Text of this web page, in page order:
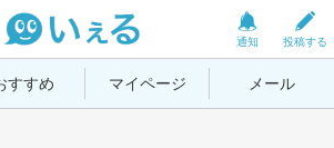
投稿する
通知
すすめ マイページ メール